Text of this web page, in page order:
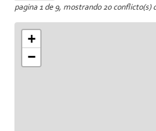
pagina 1 de 9, mostrando 20 conflicto(s)
+
−